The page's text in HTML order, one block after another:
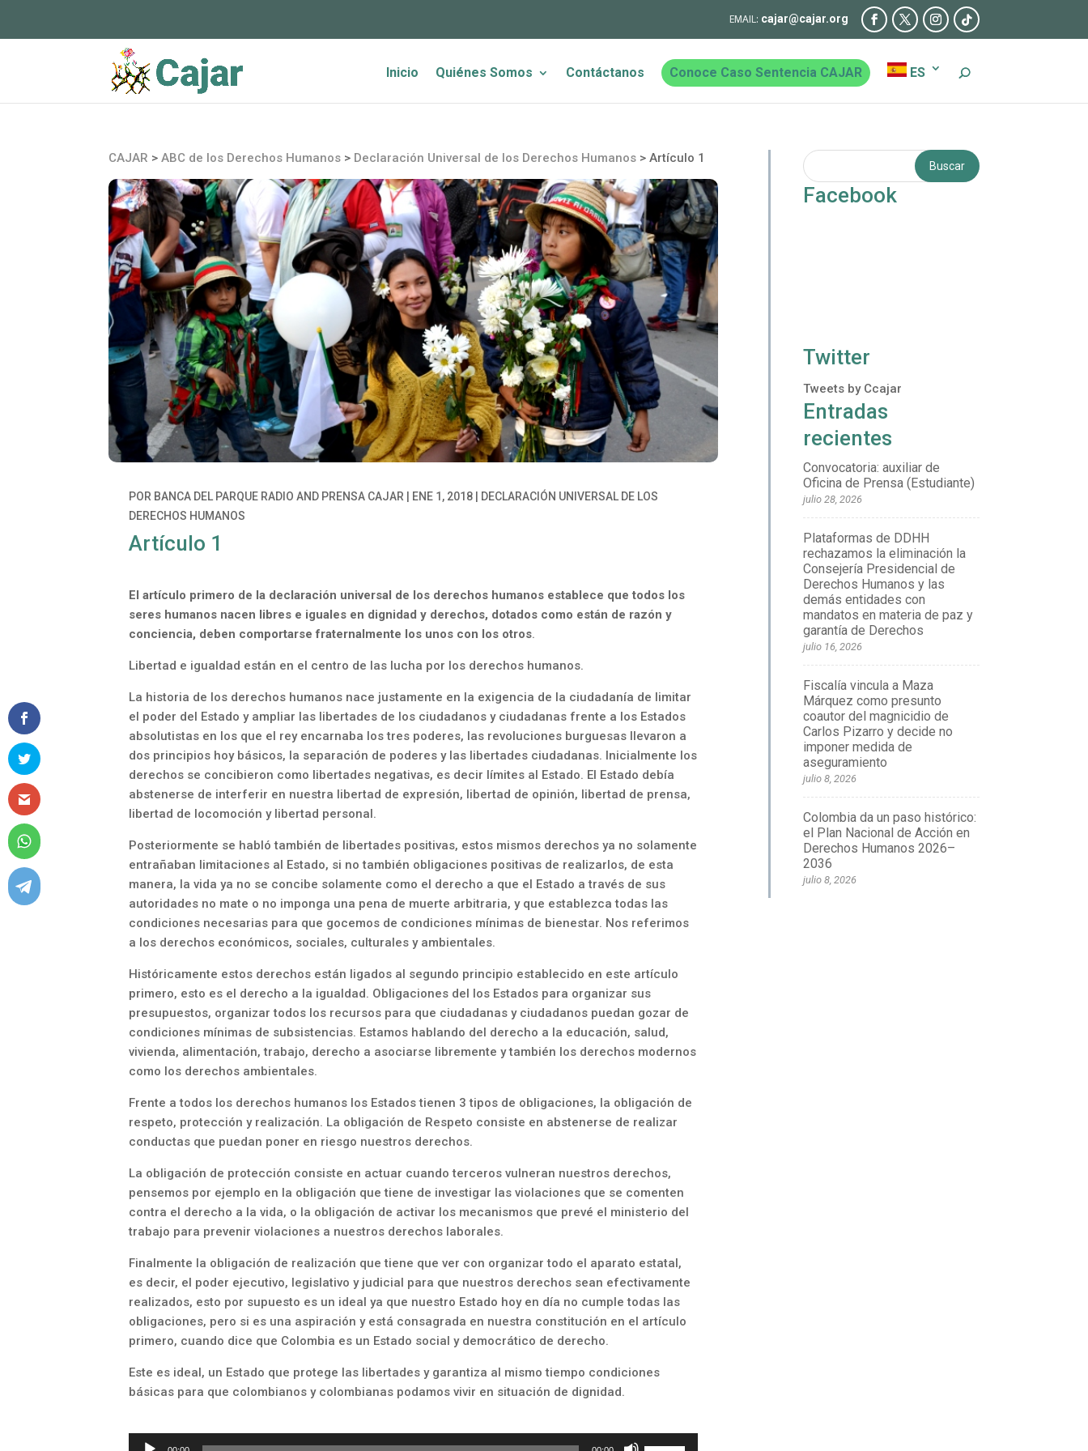
cajar@cajar.org
Inicio Quiénes Somos Contáctanos Conoce Caso Sentencia CAJAR ES
CAJAR >ABC de los Derechos Humanos > Declaración Universal de los Derechos Humanos >Artículo 1
POR BANCA DEL PARQUE RADIO AND PRENSA CAJAR ENE 1, 2018
DECLARACIÓN UNIVERSAL DE LOS
DERECHOS HUMANOS
Artículo 1
El artículo primero de la declaración universal de los derechos humanos establece que todos los
seres humanos nacen libres e iguales en dignidad y derechos, dotados como están de razón y
conciencia, deben comportarse fraternalmente los unos con los otros.
Libertad e igualdad están en el centro de las lucha por los derechos humanos.
La historia de los derechos humanos nace justamente en la exigencia de la ciudadanía de limitar
el poder del Estado y ampliar las libertades de los ciudadanos y ciudadanas frente a los Estados
absolutistas en los que el rey encarnaba los tres poderes, las revoluciones burguesas llevaron a
dos principios hoy básicos, la separación de poderes y las libertades ciudadanas. Inicialmente los
derechos se concibieron como libertades negativas, es decir límites al Estado. El Estado debía
abstenerse de interferir en nuestra libertad de expresión, libertad de opinión, libertad de prensa,
libertad de locomoción y libertad personal.
Posteriormente se habló también de libertades positivas, estos mismos derechos ya no solamente
entrañaban limitaciones al Estado, si no también obligaciones positivas de realizarlos, de esta
manera, la vida ya no se concibe solamente como el derecho a que el Estado a través de sus
autoridades no mate o no imponga una pena de muerte arbitraria, y que establezca todas las
condiciones necesarias para que gocemos de condiciones mínimas de bienestar. Nos referimos
a los derechos económicos, sociales, culturales y ambientales.
Históricamente estos derechos están ligados al segundo principio establecido en este artículo
primero, esto es el derecho a la igualdad. Obligaciones del los Estados para organizar sus
presupuestos, organizar todos los recursos para que ciudadanas y ciudadanos puedan gozar de
condiciones mínimas de subsistencias. Estamos hablando del derecho a la educación, salud,
vivienda, alimentación, trabajo, derecho a asociarse libremente y también los derechos modernos
como los derechos ambientales.
Frente a todos los derechos humanos los Estados tienen 3 tipos de obligaciones, la obligación de
respeto, protección y realización. La obligación de Respeto consiste en abstenerse de realizar
conductas que puedan poner en riesgo nuestros derechos.
La obligación de protección consiste en actuar cuando terceros vulneran nuestros derechos,
pensemos por ejemplo en la obligación que tiene de investigar las violaciones que se comenten
contra el derecho a la vida, o la obligación de activar los mecanismos que prevé el ministerio del
trabajo para prevenir violaciones a nuestros derechos laborales.
Finalmente la obligación de realización que tiene que ver con organizar todo el aparato estatal,
es decir, el poder ejecutivo, legislativo y judicial para que nuestros derechos sean efectivamente
realizados, esto por supuesto es un ideal ya que nuestro Estado hoy en día no cumple todas las
obligaciones, pero si es una aspiración y está consagrada en nuestra constitución en el artículo
primero, cuando dice que Colombia es un Estado social y democrático de derecho.
Este es ideal, un Estado que protege las libertades y garantiza al mismo tiempo condiciones
básicas para que colombianos y colombianas podamos vivir en situación de dignidad.
Reproductor
Facebook
Twitter
Tweets by Ccajar
Entradas
recientes
Convocatoria: auxiliar de
Oficina de Prensa (Estudiante)
julio 28, 2026
Plataformas de DDHH
rechazamos la eliminación la
Consejería Presidencial de
Derechos Humanos y las
demás entidades con
mandatos en materia de paz y
garantía de Derechos
julio 16, 2026
Fiscalía vincula a Maza
Márquez como presunto
coautor del magnicidio de
Carlos Pizarro y decide no
imponer medida de
aseguramiento
julio 8, 2026
Colombia da un paso histórico:
el Plan Nacional de Acción en
Derechos Humanos 2026–
2036
julio 8, 2026